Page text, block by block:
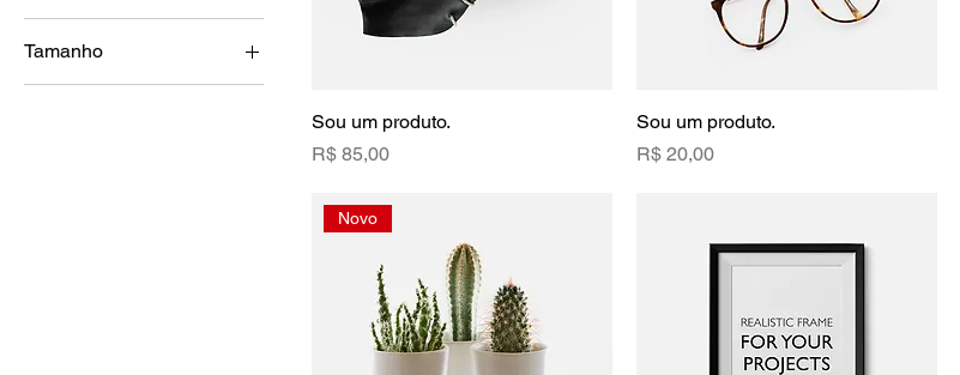
Tamanho
Grande
Sou um produto.
Preço
R$ 85,00
Sou um produto.
Preço
R$ 20,00
Novo